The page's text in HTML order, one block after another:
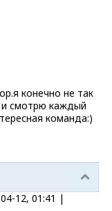
конечно не так
смотрю каждый
команда:)
12, 01:41 |